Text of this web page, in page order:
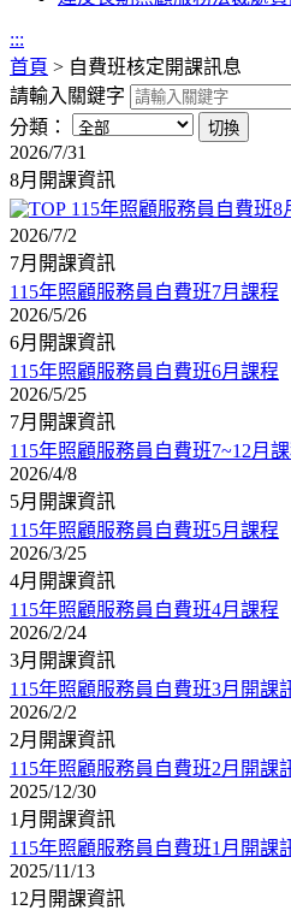
:::
首頁 > 自費班核定開課訊息
請輸入關鍵字
分類：
2026/7/31
8月開課資訊
115年照顧服務員自費班8
2026/7/2
7月開課資訊
115年照顧服務員自費班7月課程
2026/5/26
6月開課資訊
115年照顧服務員自費班6月課程
2026/5/25
7月開課資訊
115年照顧服務員自費班7~12月
2026/4/8
5月開課資訊
115年照顧服務員自費班5月課程
2026/3/25
4月開課資訊
115年照顧服務員自費班4月課程
2026/2/24
3月開課資訊
115年照顧服務員自費班3月開課
2026/2/2
2月開課資訊
115年照顧服務員自費班2月開課
2025/12/30
1月開課資訊
115年照顧服務員自費班1月開課
2025/11/13
12月開課資訊